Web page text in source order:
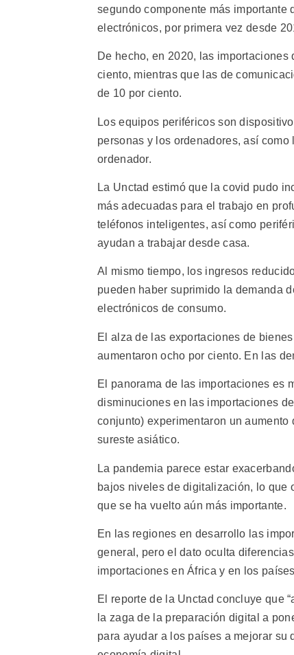
segundo componente más importante
electrónicos, por primera vez desde
De hecho, en 2020, las
ciento, mientras que las de
de 10 por ciento.
Los equipos periféricos son
personas y los ordenadores, así
ordenador.
La Unctad estimó que la covid pudo
más adecuadas para el trabajo en
teléfonos inteligentes, así como
ayudan a trabajar desde casa.
Al mismo tiempo, los ingresos
pueden haber suprimido la demanda
electrónicos de consumo.
El alza de las exportaciones de
aumentaron ocho por ciento. En las
El panorama de las importaciones es
disminuciones en las importaciones
conjunto) experimentaron un
sureste asiático.
La pandemia parece estar
bajos niveles de digitalización, lo que
que se ha vuelto aún más importante.
En las regiones en desarrollo las
general, pero el dato oculta
importaciones en África y en los
El reporte de la Unctad concluye que
la zaga de la preparación digital a
para ayudar a los países a mejorar